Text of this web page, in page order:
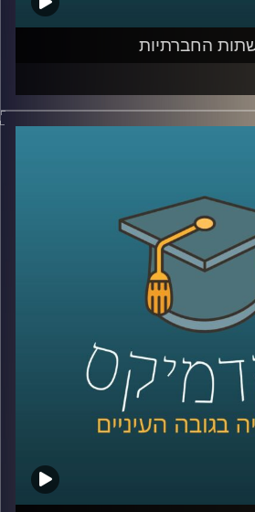
בקבלת החלטות בזמן אמת.
החברתיות
החברתיות הפכו מפלטפורמה
לדבר מרכזי בחיי רוב האנשים,
מציאת עבודה, אבל גם המון דברים
לדברים שעושים לנו רע, מתגברים
או דיכאון ועל אף שרובנו מבינים
קשה לנו להתנתק או אפילו להמעיט
הצטרף אליי היום פרופ׳ צחי חייט,
בביה"ס סמי עופר לתקשורת.